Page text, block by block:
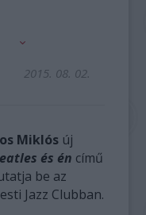
2015. 08. 02.
Miklós új
és én című
be az
Jazz Clubban.